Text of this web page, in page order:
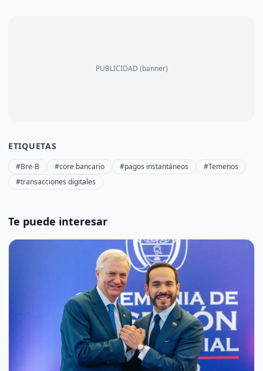
PUBLICIDAD (banner)
ETIQUETAS
#Bre-B #core bancario #pagos instantáneos
#Temenos
#transacciones digitales
Te puede interesar